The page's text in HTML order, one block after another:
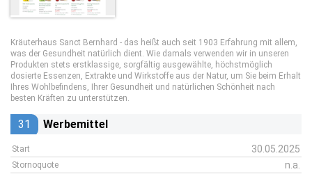
Kräuterhaus Sanct Bernhard - das heißt auch seit 1903 Erfahrung mit allem,
was der Gesundheit natürlich dient. Wie damals verwenden wir in unseren
Produkten stets erstklassige, sorgfältig ausgewählte, höchstmöglich
dosierte Essenzen, Extrakte und Wirkstoffe aus der Natur, um Sie beim Erhalt
Ihres Wohlbefindens, Ihrer Gesundheit und natürlichen Schönheit nach
besten Kräften zu unterstützen.
31 Werbemittel
Start 30.05.2025
Stornoquote n.a.